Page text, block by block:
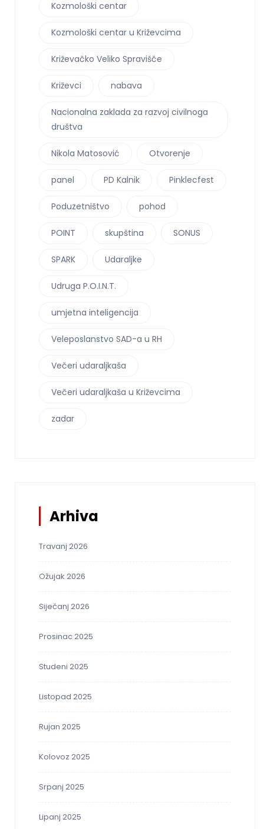
Kozmološki centar
Kozmološki centar u Križevcima
Križevačko Veliko Spravišče
Križevci nabava
Nacionalna zaklada za razvoj civilnoga
društva
Nikola Matosović Otvorenje
panel PD Kalnik Pinklecfest
Poduzetništvo pohod
POINT skupština SONUS
SPARK Udaraljke
Udruga P.O.I.N.T.
umjetna inteligencija
Veleposlanstvo SAD-a u RH
Večeri udaraljkaša
Večeri udaraljkaša u Križevcima
zadar
Arhiva
Travanj 2026
Ožujak 2026
Siječanj 2026
Prosinac 2025
Studeni 2025
Listopad 2025
Rujan 2025
Kolovoz 2025
Srpanj 2025
Lipanj 2025